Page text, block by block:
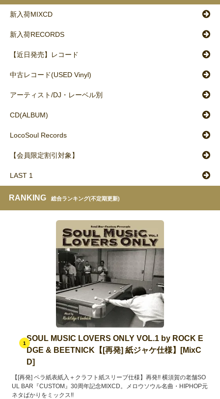
新入荷MIXCD
新入荷RECORDS
【近日発売】レコード
中古レコード(USED Vinyl)
アーティスト/DJ・レーベル別
CD(ALBUM)
LocoSoul Records
【会員限定割引対象】
LAST 1
RANKING 総合ランキング(不定期更新)
1
SOUL MUSIC LOVERS ONLY VOL.1 by ROCK E
DGE & BEETNICK【[再発] 紙ジャケ仕様】[MixC
D]
【[再発] ペラ紙表紙入＋クラフト紙スリーブ仕様】再発!! 横須賀の老舗SO
UL BAR『CUSTOM』30周年記念MIXCD。メロウソウル名曲・HIPHOP元
ネタばかりをミックス!!